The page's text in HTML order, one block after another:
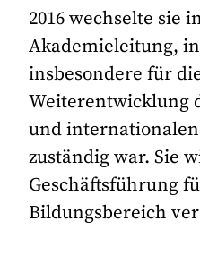
2016 wechselte sie
Akademieleitung,
insbesondere für
Weiterentwicklung
und
zuständig war. Sie
Geschäftsführung
Bildungsbereich